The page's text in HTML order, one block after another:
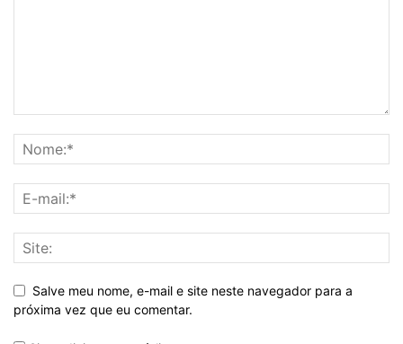
Salve meu nome, e-mail e site neste navegador para a
próxima vez que eu comentar.